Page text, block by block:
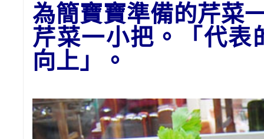
為簡寶寶準備的芹菜
芹菜一小把。「代表
向上」。